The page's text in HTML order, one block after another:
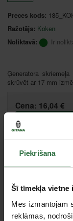
Piekrišana
Šī tīmekļa vietne
Mēs izmantojam
reklāmas,
Preces kods:
Ražotājs: Koken
Noliktavā:
Ir
Ģeneratora
skrūvēt ar 17 mm
Cena: 16,04 €
Salīdzināt
Centrālā
Citas noliktavas,